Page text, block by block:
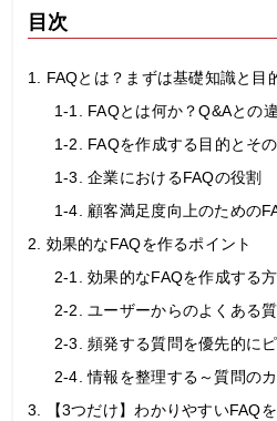
目次
1. FAQとは？まずは基礎知識と目
1-1. FAQとは何か？Q&Aとの
1-2. FAQを作成する目的とそ
1-3. 企業におけるFAQの役割
1-4. 顧客満足度向上のための
2. 効果的なFAQを作るポイント
2-1. 効果的なFAQを作成する
2-2. ユーザーからのよくある
2-3. 頻発する質問を優先的に
2-4. 情報を整理する～質問の
3. 【3つだけ】わかりやすいFAQ